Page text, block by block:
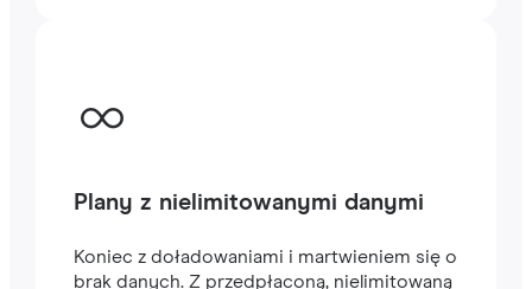
Plany z nielimitowanymi danymi
Koniec z doładowaniami i martwieniem się o
brak danych. Z przedpłaconą, nielimitowaną